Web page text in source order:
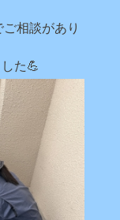
相談があり
た💪